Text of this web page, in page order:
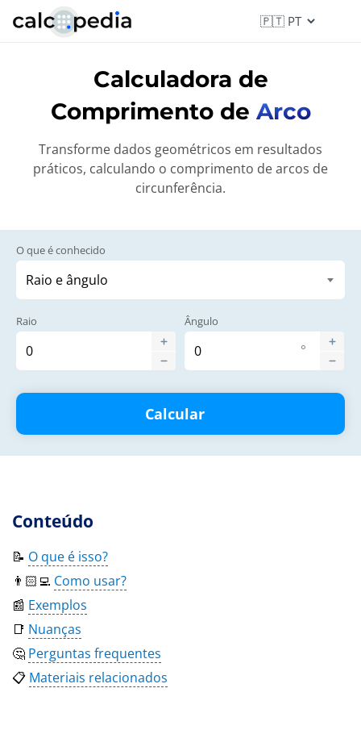
Calculadora de
Comprimento de Arco
Transforme dados geométricos em resultados
práticos, calculando o comprimento de arcos de
circunferência.
O que é conhecido
Raio Ângulo
°
Calcular
Conteúdo
📝 O que é isso?
👨🏻‍💻 Como usar?
📰 Exemplos
📑 Nuanças
🤔 Perguntas frequentes
📋 Materiais relacionados